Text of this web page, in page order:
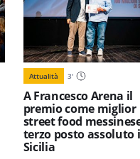
Attualità 3'
A Francesco Arena il
premio come miglior
street food
terzo posto assoluto
Sicilia